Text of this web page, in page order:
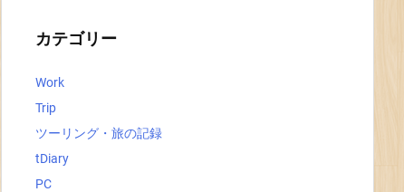
カテゴリー
Work
Trip
ツーリング・旅の記録
tDiary
PC